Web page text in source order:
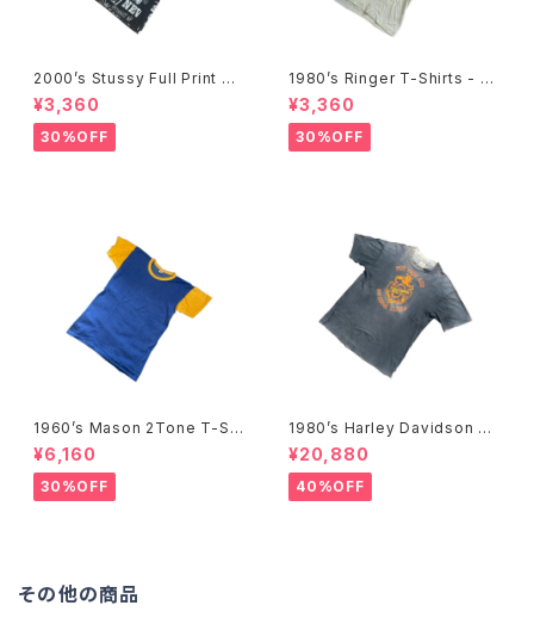
2000’s Stussy Full Print T-
Shirts -2000年代 ステューシ
ー フルプリントTシャツ-
¥3,360
30%OFF
1980’s Ringer T-Shirts - 19
80年代 リンガーTシャツ-
¥3,360
30%OFF
1960’s Mason 2Tone T-Shi
rts -1960年代 メイソン 2トー
ンTシャツ-
¥6,160
30%OFF
1980’s Harley Davidson T-
Shirts -1980年代 ハーレー・
ダビッドソン Tシャツ-
¥20,880
40%OFF
その他の商品